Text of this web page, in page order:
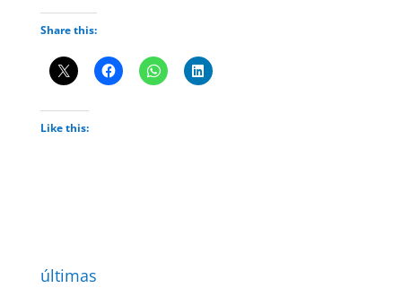
Share this:
Like this:
últimas